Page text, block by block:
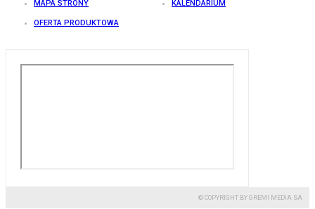
MAPA STRONY KALENDARIUM
OFERTA PRODUKTOWA
© COPYRIGHT BY GREMI MEDIA SA